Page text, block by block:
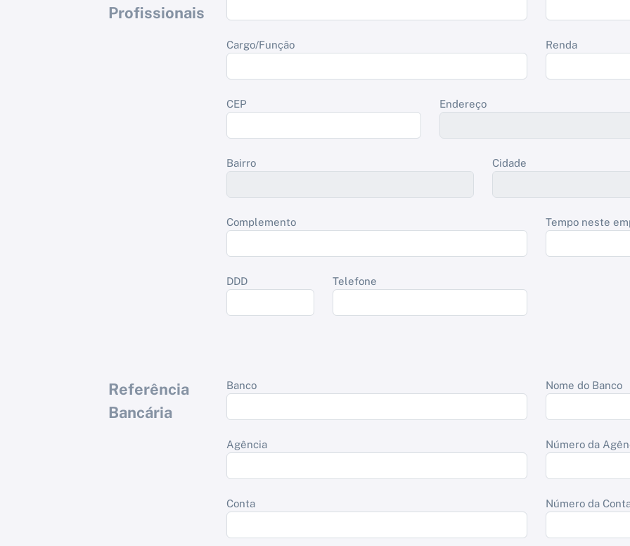
Profissionais
Cargo/Função Renda
CEP Endereço
Bairro Cidade
Complemento Tempo neste
DDD Telefone
Referência
Bancária
Banco Nome do Banco
Agência Número da
Conta Número da